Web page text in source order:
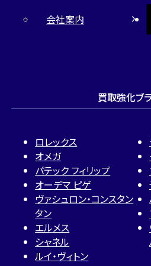
会社案内
買取強化ブ
ロレックス
オメガ
パテック フィリップ
オーデマ ピゲ
ヴァシュロン・コンスタン
タン
エルメス
シャネル
ルイ・ヴィトン